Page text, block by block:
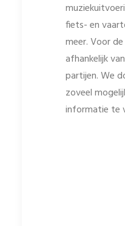
fiets- en
meer. Voor
afhankelijk
partijen. We
zoveel
informatie te